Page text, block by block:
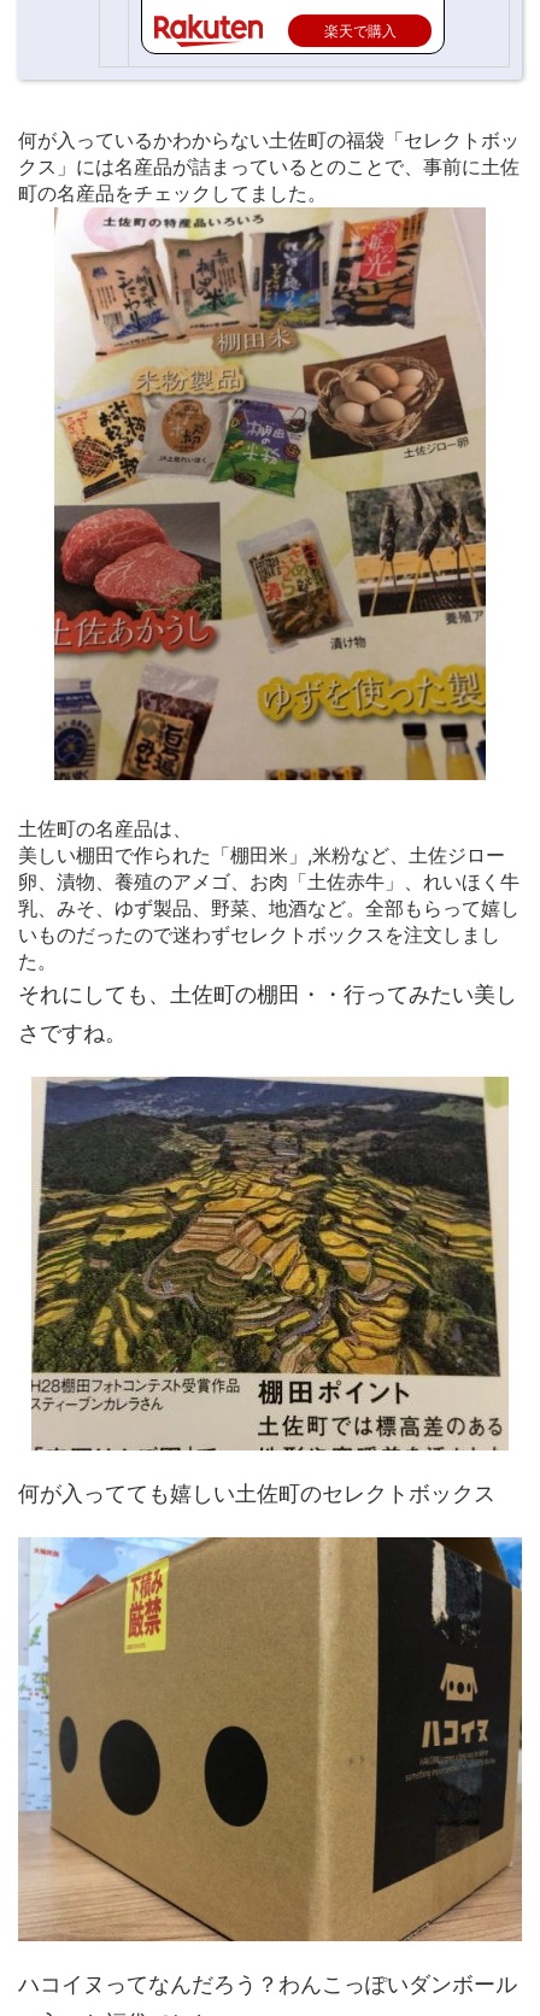
楽天で購入
何が入っているかわからない土佐町の福袋「セレクトボッ
クス」には名産品が詰まっているとのことで、事前に土佐
町の名産品をチェックしてました。
土佐町の名産品は、
美しい棚田で作られた「棚田米」,米粉など、土佐ジロー
卵、漬物、養殖のアメゴ、お肉「土佐赤牛」、れいほく牛
乳、みそ、ゆず製品、野菜、地酒など。全部もらって嬉し
いものだったので迷わずセレクトボックスを注文しまし
た。
それにしても、土佐町の棚田・・行ってみたい美し
さですね。
何が入ってても嬉しい土佐町のセレクトボックス
ハコイヌってなんだろう？わんこっぽいダンボール